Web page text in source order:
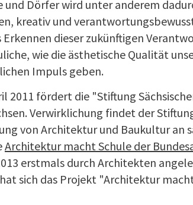
und Dörfer wird unter anderem
kreativ und
dieser zukünftigen
wie die ästhetische Qualität
Impuls geben.
2011 fördert die "Stiftung
Verwirklichung findet der
von Architektur und Baukultur an
Architektur macht Schule der
erstmals durch Architekten
sich das Projekt "Architektur